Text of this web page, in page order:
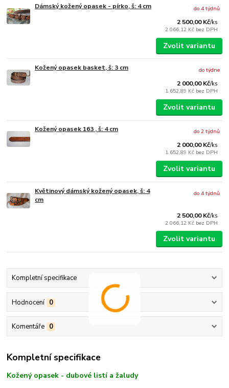
Dámský kožený opasek - pírko, š: 4 cm
2 500,00 Kč/ks
2 066,12 Kč bez DPH
do 4 týdnů
Zvolit variantu
Kožený opasek basket, š: 3 cm
2 000,00 Kč/ks
1 652,89 Kč bez DPH
do týdne
Zvolit variantu
Kožený opasek 163 , š: 4 cm
2 000,00 Kč/ks
1 652,89 Kč bez DPH
do 2 týdnů
Zvolit variantu
Květinový dámský kožený opasek, š: 4
cm
2 500,00 Kč/ks
2 066,12 Kč bez DPH
do 4 týdnů
Zvolit variantu
Kompletní specifikace
Hodnocení 0
Komentáře 0
Kompletní specifikace
Kožený opasek - dubové listí a žaludy